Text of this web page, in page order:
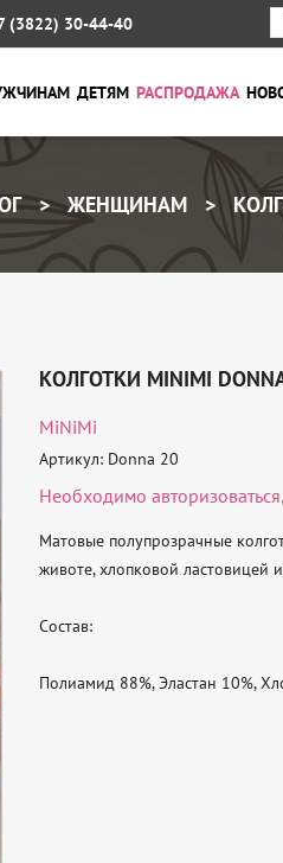
(3822) 30-44-40
ДЕТЯМ РАСПРОДАЖА
ЖЕНЩИНАМ
КОЛГОТКИ MINIMI
MiNiMi
Артикул: Donna 20
Необходимо авторизоваться
Матовые полупрозрачные
животе, хлопковой
Состав:
Полиамид 88%, Эластан 10%,